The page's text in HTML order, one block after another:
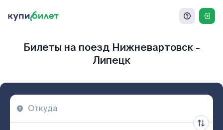
Билеты на поезд Нижневартовск -
Липецк